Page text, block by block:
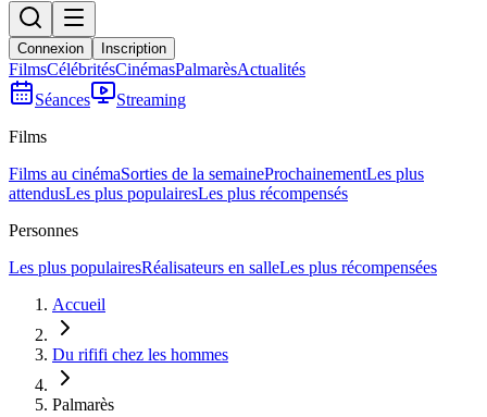
Connexion Inscription
FilmsCélébritésCinémasPalmarèsActualités
Séances
Streaming
Films
Films au cinémaSorties de la semaineProchainementLes plus
attendusLes plus populairesLes plus récompensés
Personnes
Les plus populairesRéalisateurs en salleLes plus récompensées
Accueil
Du rififi chez les hommes
Palmarès